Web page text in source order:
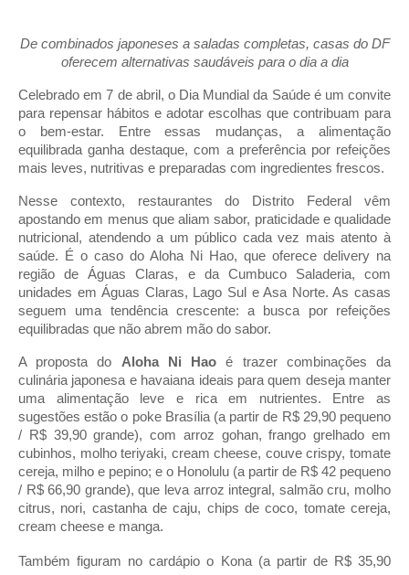
De combinados japoneses a saladas completas, casas do DF
oferecem alternativas saudáveis para o dia a dia
Celebrado em 7 de abril, o Dia Mundial da Saúde é um convite
para repensar hábitos e adotar escolhas que contribuam para
o bem-estar. Entre essas mudanças, a alimentação
equilibrada ganha destaque, com a preferência por refeições
mais leves, nutritivas e preparadas com ingredientes frescos.
Nesse contexto, restaurantes do Distrito Federal vêm
apostando em menus que aliam sabor, praticidade e qualidade
nutricional, atendendo a um público cada vez mais atento à
saúde. É o caso do Aloha Ni Hao, que oferece delivery na
região de Águas Claras, e da Cumbuco Saladeria, com
unidades em Águas Claras, Lago Sul e Asa Norte. As casas
seguem uma tendência crescente: a busca por refeições
equilibradas que não abrem mão do sabor.
A proposta do Aloha Ni Hao é trazer combinações da
culinária japonesa e havaiana ideais para quem deseja manter
uma alimentação leve e rica em nutrientes. Entre as
sugestões estão o poke Brasília (a partir de R$ 29,90 pequeno
/ R$ 39,90 grande), com arroz gohan, frango grelhado em
cubinhos, molho teriyaki, cream cheese, couve crispy, tomate
cereja, milho e pepino; e o Honolulu (a partir de R$ 42 pequeno
/ R$ 66,90 grande), que leva arroz integral, salmão cru, molho
citrus, nori, castanha de caju, chips de coco, tomate cereja,
cream cheese e manga.
Também figuram no cardápio o Kona (a partir de R$ 35,90